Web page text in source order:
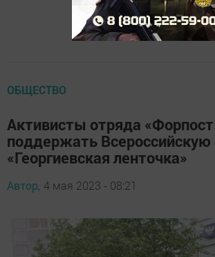
ОБЩЕСТВО
Активисты отряда
поддержать
«Георгиевская ленточка»
Автор, 4 мая 2023 - 08:21